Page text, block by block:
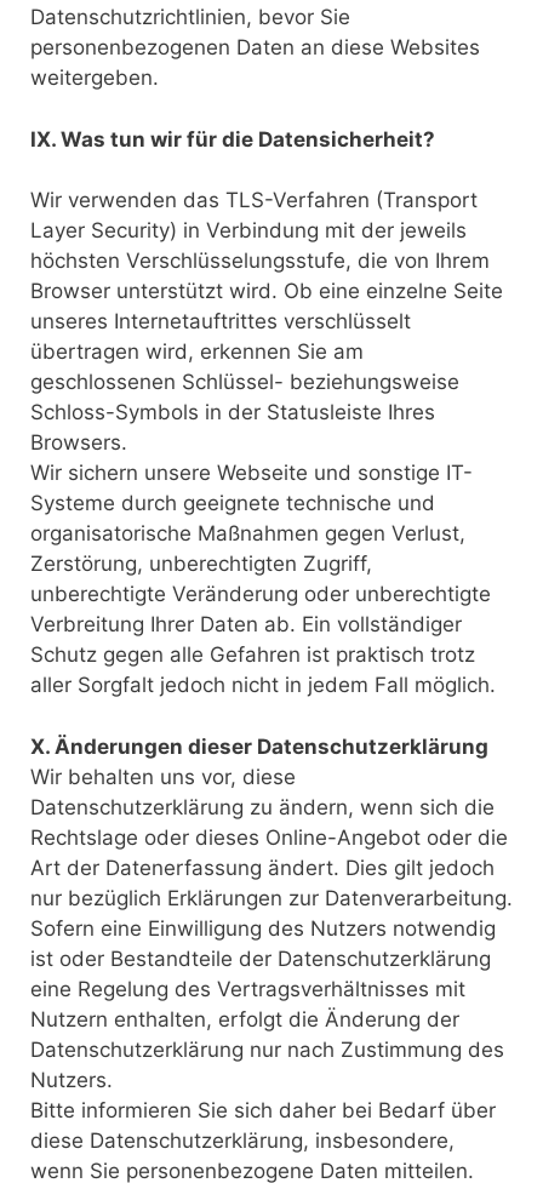
Datenschutzrichtlinien, bevor Sie
personenbezogenen Daten an diese Websites
weitergeben.
IX. Was tun wir für die Datensicherheit?
Wir verwenden das TLS-Verfahren (Transport
Layer Security) in Verbindung mit der jeweils
höchsten Verschlüsselungsstufe, die von Ihrem
Browser unterstützt wird. Ob eine einzelne Seite
unseres Internetauftrittes verschlüsselt
übertragen wird, erkennen Sie am
geschlossenen Schlüssel- beziehungsweise
Schloss-Symbols in der Statusleiste Ihres
Browsers.
Wir sichern unsere Webseite und sonstige IT-
Systeme durch geeignete technische und
organisatorische Maßnahmen gegen Verlust,
Zerstörung, unberechtigten Zugriff,
unberechtigte Veränderung oder unberechtigte
Verbreitung Ihrer Daten ab. Ein vollständiger
Schutz gegen alle Gefahren ist praktisch trotz
aller Sorgfalt jedoch nicht in jedem Fall möglich.
X. Änderungen dieser Datenschutzerklärung
Wir behalten uns vor, diese
Datenschutzerklärung zu ändern, wenn sich die
Rechtslage oder dieses Online-Angebot oder die
Art der Datenerfassung ändert. Dies gilt jedoch
nur bezüglich Erklärungen zur Datenverarbeitung.
Sofern eine Einwilligung des Nutzers notwendig
ist oder Bestandteile der Datenschutzerklärung
eine Regelung des Vertragsverhältnisses mit
Nutzern enthalten, erfolgt die Änderung der
Datenschutzerklärung nur nach Zustimmung des
Nutzers.
Bitte informieren Sie sich daher bei Bedarf über
diese Datenschutzerklärung, insbesondere,
wenn Sie personenbezogene Daten mitteilen.